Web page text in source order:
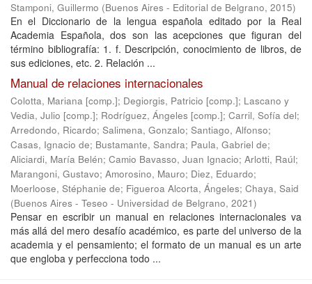
Stamponi, Guillermo (Buenos Aires - Editorial de Belgrano, 2015)
En el Diccionario de la lengua española editado por la Real
Academia Española, dos son las acepciones que figuran del
término bibliografía: 1. f. Descripción, conocimiento de libros, de
sus ediciones, etc. 2. Relación ...
Manual de relaciones internacionales
Colotta, Mariana [comp.]; Degiorgis, Patricio [comp.]; Lascano y
Vedia, Julio [comp.]; Rodríguez, Ángeles [comp.]; Carril, Sofía del;
Arredondo, Ricardo; Salimena, Gonzalo; Santiago, Alfonso;
Casas, Ignacio de; Bustamante, Sandra; Paula, Gabriel de;
Aliciardi, María Belén; Camio Bavasso, Juan Ignacio; Arlotti, Raúl;
Marangoni, Gustavo; Amorosino, Mauro; Diez, Eduardo;
Moerloose, Stéphanie de; Figueroa Alcorta, Ángeles; Chaya, Said
(Buenos Aires - Teseo - Universidad de Belgrano, 2021)
Pensar en escribir un manual en relaciones internacionales va
más allá del mero desafío académico, es parte del universo de la
academia y el pensamiento; el formato de un manual es un arte
que engloba y perfecciona todo ...